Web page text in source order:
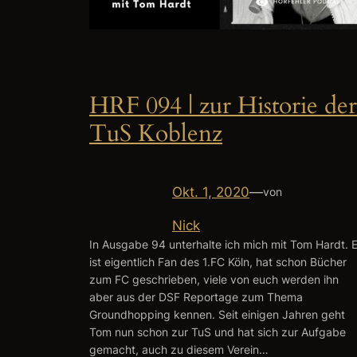
HRF 094 | zur Historie der
TuS Koblenz
Okt. 1, 2020—von
Nick
In Ausgabe 94 unterhalte ich mich mit Tom Hardt.
ist eigentlich Fan des 1.FC Köln, hat schon Bücher
zum FC geschrieben, viele von euch werden ihn
aber aus der DSF Reportage zum Thema
Groundhopping kennen. Seit einigen Jahren geht
Tom nun schon zur TuS und hat sich zur Aufgabe
gemacht, auch zu diesem Verein…